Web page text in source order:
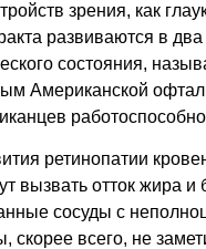
зрения, как
развиваются в
состояния,
Американской
ретинопатии
вызвать отток жира и
сосуды с
скорее всего, не